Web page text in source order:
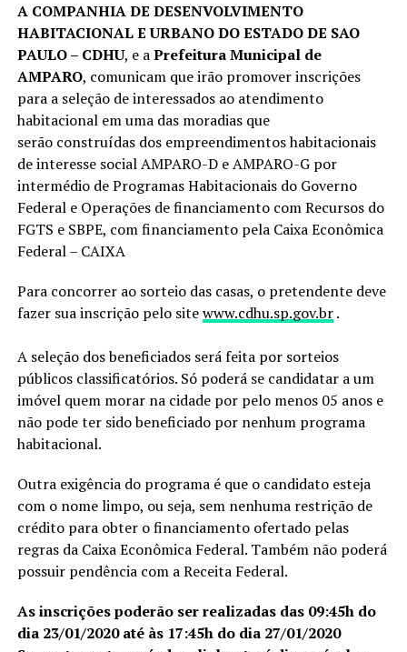
A COMPANHIA DE DESENVOLVIMENTO
HABITACIONAL E URBANO DO ESTADO DE SAO
PAULO – CDHU, e aPrefeitura Municipal de
AMPARO, comunicam que irão promover inscrições
para a seleção de interessados ao atendimento
habitacional em uma das moradias que
serão construídas dos empreendimentos habitacionais
de interesse social AMPARO-D e AMPARO-G por
intermédio de Programas Habitacionais do Governo
Federal e Operações de financiamento com Recursos do
FGTS e SBPE, com financiamento pela Caixa Econômica
Federal – CAIXA
Para concorrer ao sorteio das casas, o pretendente deve
fazer sua inscrição pelo sitewww.cdhu.sp.gov.br.
A seleção dos beneficiados será feita por sorteios
públicos classificatórios. Só poderá se candidatar a um
imóvel quem morar na cidade por pelo menos 05 anos e
não pode ter sido beneficiado por nenhum programa
habitacional.
Outra exigência do programa é que o candidato esteja
com o nome limpo, ou seja, sem nenhuma restrição de
crédito para obter o financiamento ofertado pelas
regras da Caixa Econômica Federal. Também não poderá
possuir pendência com a Receita Federal.
As inscrições poderão ser realizadas das 09:45h do
dia 23/01/2020 até às 17:45h do dia 27/01/2020